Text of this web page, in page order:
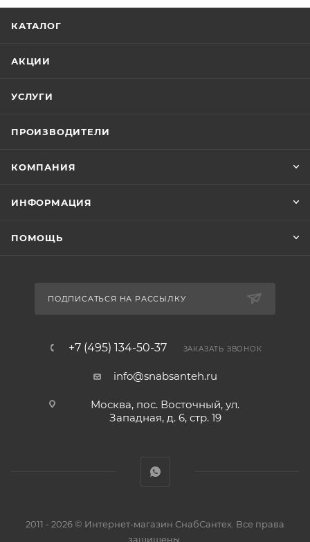
КАТАЛОГ
АКЦИИ
УСЛУГИ
ПРОИЗВОДИТЕЛИ
КОМПАНИЯ
ИНФОРМАЦИЯ
ПОМОЩЬ
ПОДПИСАТЬСЯ НА РАССЫЛКУ
+7 (495) 134-50-37 ЗАКАЗАТЬ ЗВОНОК
info@snabsanteh.ru
Москва, пос. Восточный, ул.
Западная, д. 6, стр. 19
2011 - 2026 © Интернет-магазин СнабСантех. Все права
защищены.